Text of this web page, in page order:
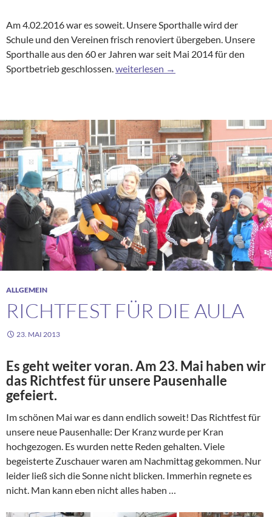
Am 4.02.2016 war es soweit. Unsere Sporthalle wird der
Schule und den Vereinen frisch renoviert übergeben. Unsere
Sporthalle aus den 60 er Jahren war seit Mai 2014 für den
Sportbetrieb geschlossen.Wiedereröffnung der Sporthalle
weiterlesen →
ALLGEMEIN
RICHTFEST FÜR DIE AULA
23. MAI 2013
Es geht weiter voran. Am 23. Mai haben wir
das Richtfest für unsere Pausenhalle
gefeiert.
Im schönen Mai war es dann endlich soweit! Das Richtfest für
unsere neue Pausenhalle: Der Kranz wurde per Kran
hochgezogen. Es wurden nette Reden gehalten. Viele
begeisterte Zuschauer waren am Nachmittag gekommen. Nur
leider ließ sich die Sonne nicht blicken. Immerhin regnete es
nicht. Man kann eben nicht alles haben …